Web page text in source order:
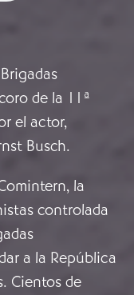
de la 11ª
el actor,
Busch.
la
controlada
a la República
Cientos de